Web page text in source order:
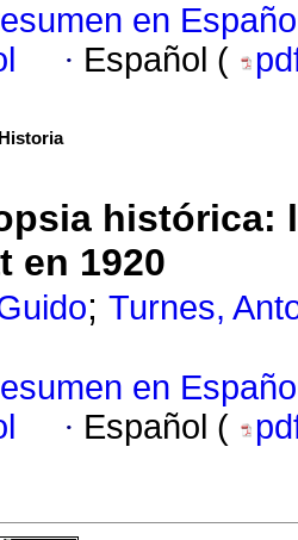
en
· Español (
histórica:
en 1920
; Turnes,
en
· Español (